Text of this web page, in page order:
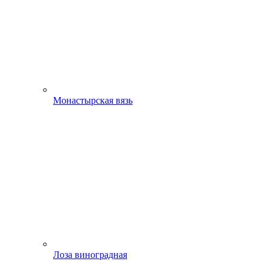
Монастырская вязь
Лоза виноградная